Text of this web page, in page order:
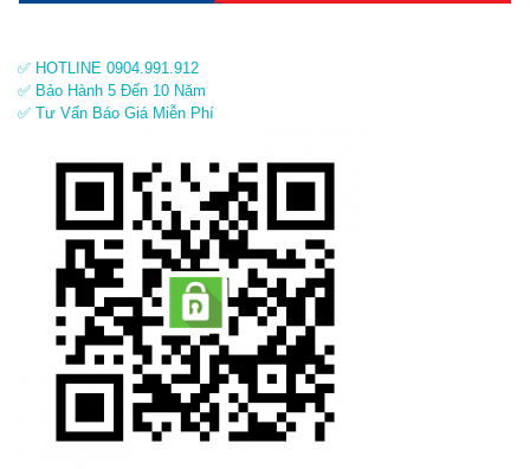
✅ HOTLINE 0904.991.912
✅ Bảo Hành 5 Đến 10 Năm
✅ Tư Vấn Báo Giá Miễn Phí